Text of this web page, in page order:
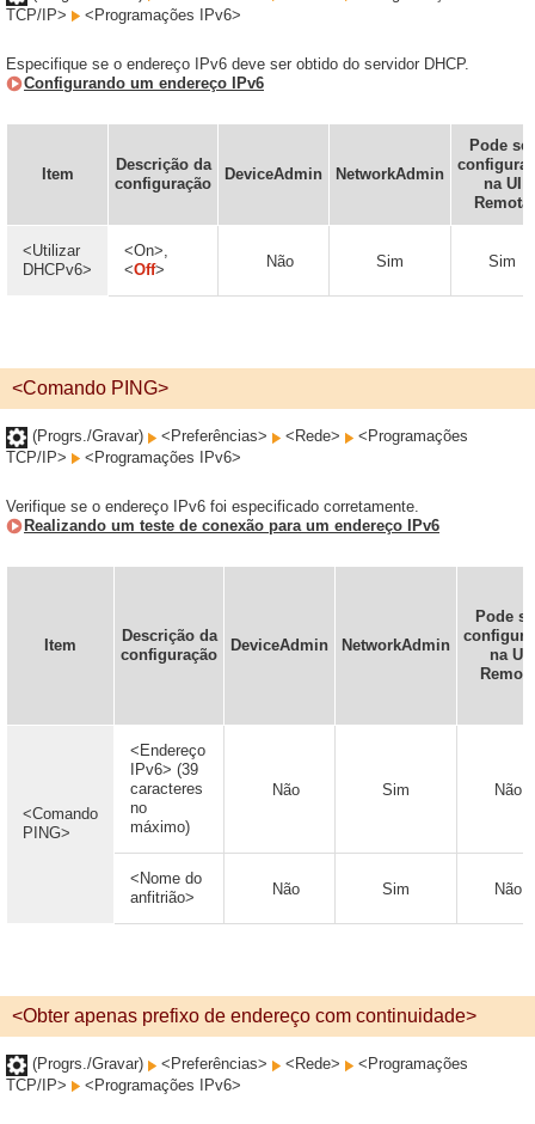
TCP/IP>
<Programações IPv6>
Especifique se o endereço IPv6 deve ser obtido do servidor DHCP.
Configurando um endereço IPv6
Item
Descrição da
configuração
DeviceAdmin NetworkAdmin
Pode ser
na UI
Remota
<Utilizar
DHCPv6>
<On>,
<Off> Não Sim Sim
<Comando PING>
(Progrs./Gravar) <Preferências> <Rede>
<Programações
TCP/IP>
<Programações IPv6>
Verifique se o endereço IPv6 foi especificado corretamente.
Realizando um teste de conexão para um endereço IPv6
Item
Descrição da
configuração
DeviceAdmin NetworkAdmin
Pode
na UI
Remota
<Comando
PING>
<Endereço
IPv6> (39
caracteres
no
máximo)
Não Sim Não
<Nome do
anfitrião>
Não Sim Não
<Obter apenas prefixo de endereço com continuidade>
(Progrs./Gravar) <Preferências> <Rede>
<Programações
TCP/IP>
<Programações IPv6>